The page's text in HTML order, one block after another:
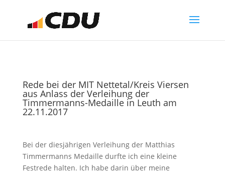
Rede bei der MIT Nettetal/Kreis Viersen
aus Anlass der Verleihung der
Timmermanns-Medaille in Leuth am
22.11.2017
Bei der diesjährigen Verleihung der Matthias
Timmermanns Medaille durfte ich eine kleine
Festrede halten. Ich habe darin über meine